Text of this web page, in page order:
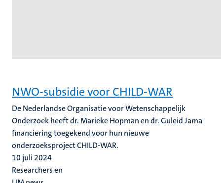
NWO-subsidie voor CHILD-WAR
De Nederlandse Organisatie voor Wetenschappelijk
Onderzoek heeft dr. Marieke Hopman en dr. Guleid Jama
financiering toegekend voor hun nieuwe
onderzoeksproject CHILD-WAR.
10 juli 2024
Researchers en